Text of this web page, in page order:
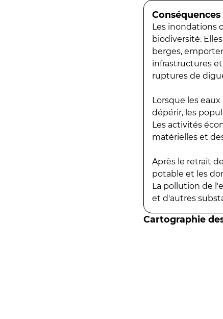
Les inondations
biodiversité.
berges,
infrastructures
ruptures de
Lorsque les
dépérir, les
Les activités
matérielles et
Après le retrait
potable et les
La pollution de
et d'autres
Cartographie